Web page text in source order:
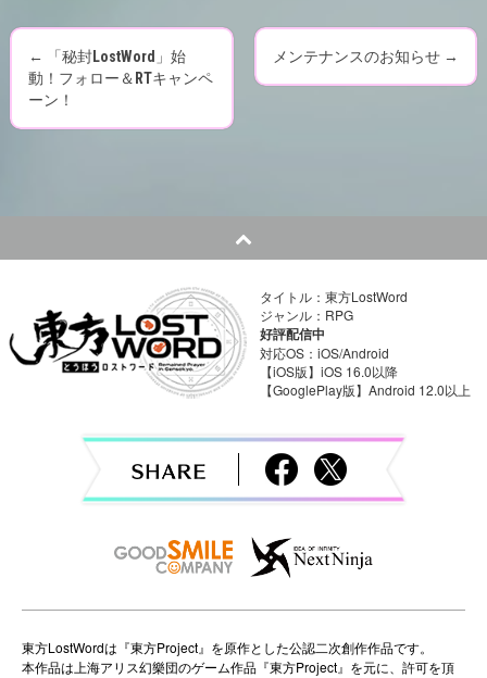
P
o
n
v
o
n
←
「秘封LostWord」始
動！フォロー＆RTキャンペ
ーン！
メンテナンスのお知らせ →
タイトル：東方LostWord
ジャンル：RPG
好評配信中
対応OS：iOS/Android
【iOS版】iOS 16.0以降
【GooglePlay版】Android 12.0以上
東方LostWordは『東方Project』を原作とした公認二次創作作品です。
本作品は上海アリス幻樂団のゲーム作品『東方Project』を元に、許可を頂